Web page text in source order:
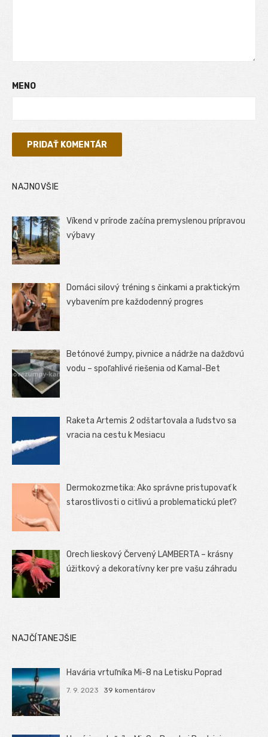
MENO
NAJNOVŠIE
Víkend v prírode začína premyslenou prípravou
výbavy
Domáci silový tréning s činkami a praktickým
vybavením pre každodenný progres
Betónové žumpy, pivnice a nádrže na dažďovú
vodu – spoľahlivé riešenia od Kamal-Bet
Raketa Artemis 2 odštartovala a ľudstvo sa
vracia na cestu k Mesiacu
Dermokozmetika: Ako správne pristupovať k
starostlivosti o citlivú a problematickú pleť?
Orech lieskový Červený LAMBERTA – krásny
úžitkový a dekoratívny ker pre vašu záhradu
NAJČÍTANEJŠIE
Havária vrtuľníka Mi-8 na Letisku Poprad
7. 9. 2023 39 komentárov